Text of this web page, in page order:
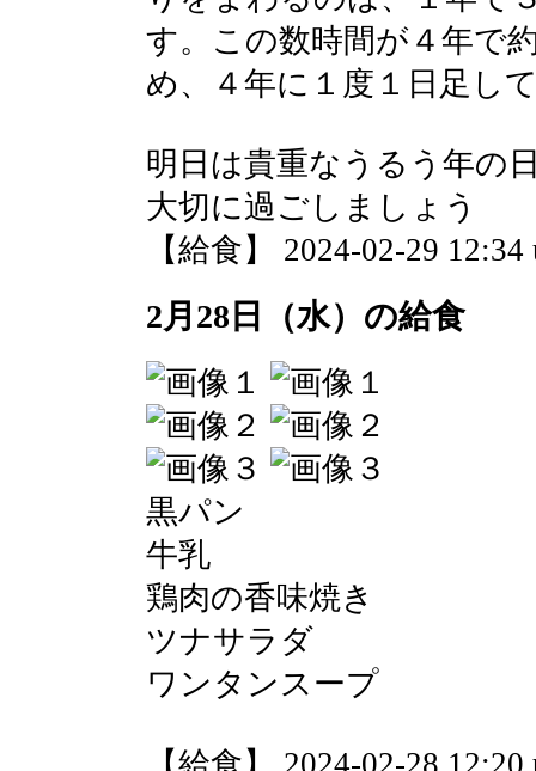
す。この数時間が４年で
め、４年に１度１日足し
明日は貴重なうるう年の
大切に過ごしましょう
【給食】 2024-02-29 12:34
2月28日（水）の給食
黒パン
牛乳
鶏肉の香味焼き
ツナサラダ
ワンタンスープ